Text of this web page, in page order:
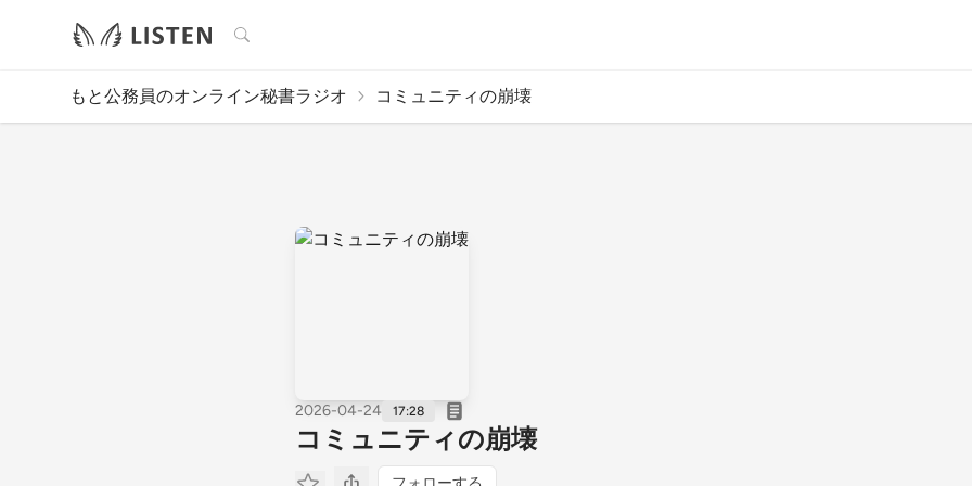
検索
もと公務員のオンライン秘書ラジオ コミュニティの崩壊
2026-04-24 17:28
コミュニティの崩壊